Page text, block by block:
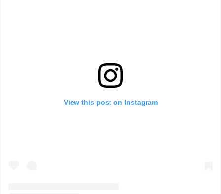
View this post on Instagram